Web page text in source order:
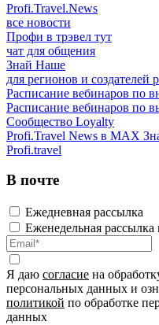
Profi.Travel.News
все новости
Профи в трэвел тут
чат для общения
Знай Наше
для регионов и создателей
Расписание вебинаров по
Расписание вебинаров по
Сообщество Loyalty
Profi.Travel News в MAX
Profi.travel
В почте
Ежедневная рассылка
Еженедельная рассылка
Я даю согласие на
персональных данных и
политикой по обработке
данных